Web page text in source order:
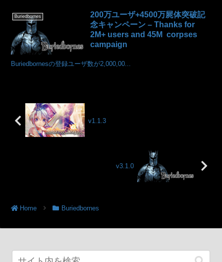
Buriedbornes
200万ユーザ+4500万屍体突破記
念キャンペーン – Thanks for
2M+ users and 45M corpses
campaign
Buriedbornesの登録ユーザ数が2,000,00...
v1.1.3
v3.1.0
Home Buriedbornes